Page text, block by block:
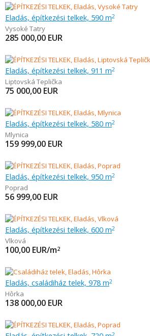
Eladás, építkezési telkek, 590 m2
Vysoké Tatry
285 000,00 EUR
Eladás, építkezési telkek, 911 m2
Liptovská Teplička
75 000,00 EUR
Eladás, építkezési telkek, 580 m2
Mlynica
159 999,00 EUR
Eladás, építkezési telkek, 950 m2
Poprad
56 999,00 EUR
Eladás, építkezési telkek, 600 m2
Vlková
100,00 EUR/m2
Eladás, családiház telek, 978 m2
Hôrka
138 000,00 EUR
2